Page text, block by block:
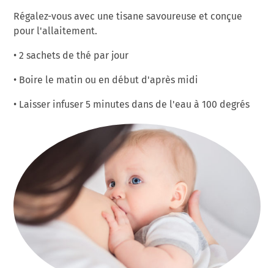
Régalez-vous avec une tisane savoureuse et conçue
pour l'allaitement.
• 2 sachets de thé par jour
• Boire le matin ou en début d'après midi
• Laisser infuser 5 minutes dans de l'eau à 100 degrés